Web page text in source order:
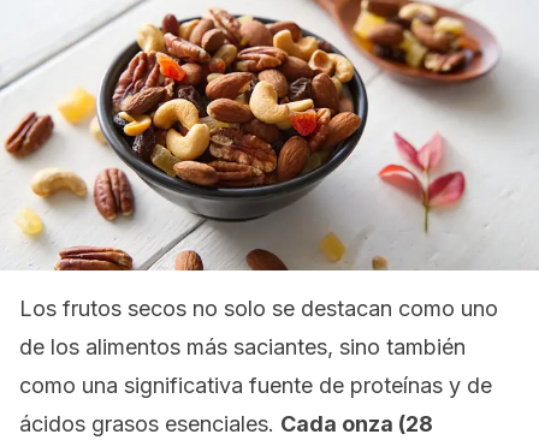
Los frutos secos no solo se destacan como uno
de los alimentos más saciantes, sino también
como una significativa fuente de proteínas y de
ácidos grasos esenciales. Cada onza (28